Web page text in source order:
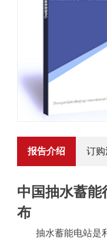
报告介绍 订购
中国抽水蓄能
布
抽水蓄能电站是